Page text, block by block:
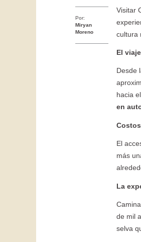
Por:
Miryan
Moreno
Visitar
cultura
El
Desde
hacia
en
El
más
La
de mil
selva